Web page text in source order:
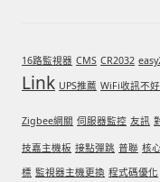
16路監視器 CMS CR2032
Link UPS推薦 WiFi收訊不好
Zigbee網關 伺服器監控 友訊
技嘉主機板 接點彈跳 普聯 核
標 監視器主機更換 程式碼優化